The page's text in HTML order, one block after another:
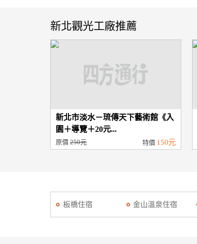
新北觀光工廠推薦
新北市淡水－琉傳天下藝術館《入
園＋導覽＋20元...
原價 250元 特價 150元
板橋住宿 金山溫泉住宿